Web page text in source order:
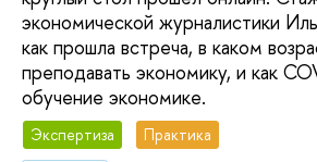
экономической журналистики
как прошла встреча, в каком
преподавать экономику, и как
обучение экономике.
Экспертиза
Практика